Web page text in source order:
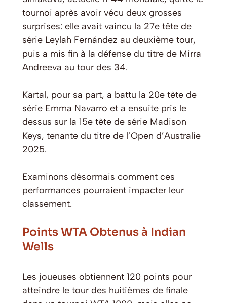
tournoi après avoir vécu deux grosses
surprises: elle avait vaincu la 27e tête de
série Leylah Fernández au deuxième tour,
puis a mis fin à la défense du titre de Mirra
Andreeva au tour des 34.
Kartal, pour sa part, a battu la 20e tête de
série Emma Navarro et a ensuite pris le
dessus sur la 15e tête de série Madison
Keys, tenante du titre de l’Open d’Australie
2025.
Examinons désormais comment ces
performances pourraient impacter leur
classement.
Points WTA Obtenus à Indian
Wells
Les joueuses obtiennent 120 points pour
atteindre le tour des huitièmes de finale